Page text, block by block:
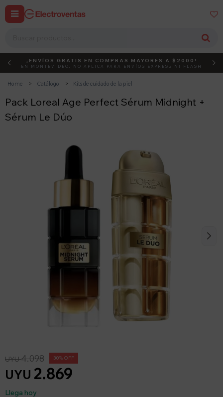
 
DEBUT ACTIVÁ EL CÓDIGO
¡ENVÍOS GRATIS EN COMPRAS MAYORES A $2000!
EN MONTEVIDEO, NO APLICA PARA ENVÍOS EXPRESS NI FLASH
Home Catálogo Kits de cuidado de la piel
Pack Loreal Age Perfect Sérum Midnight +
Sérum Le Dúo
UYU 2.869
UYU4.098 30
Llega hoy